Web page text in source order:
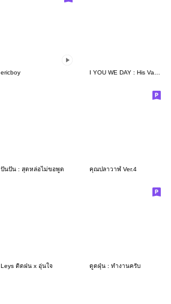
ericboy
ปันปัน : สุดหล่อไม่ขอพูด คุณปลาวาฬ Ver.4
Leys ติดฝน x อุ่นใจ ดูดฝุ่น : ทำงานครับ